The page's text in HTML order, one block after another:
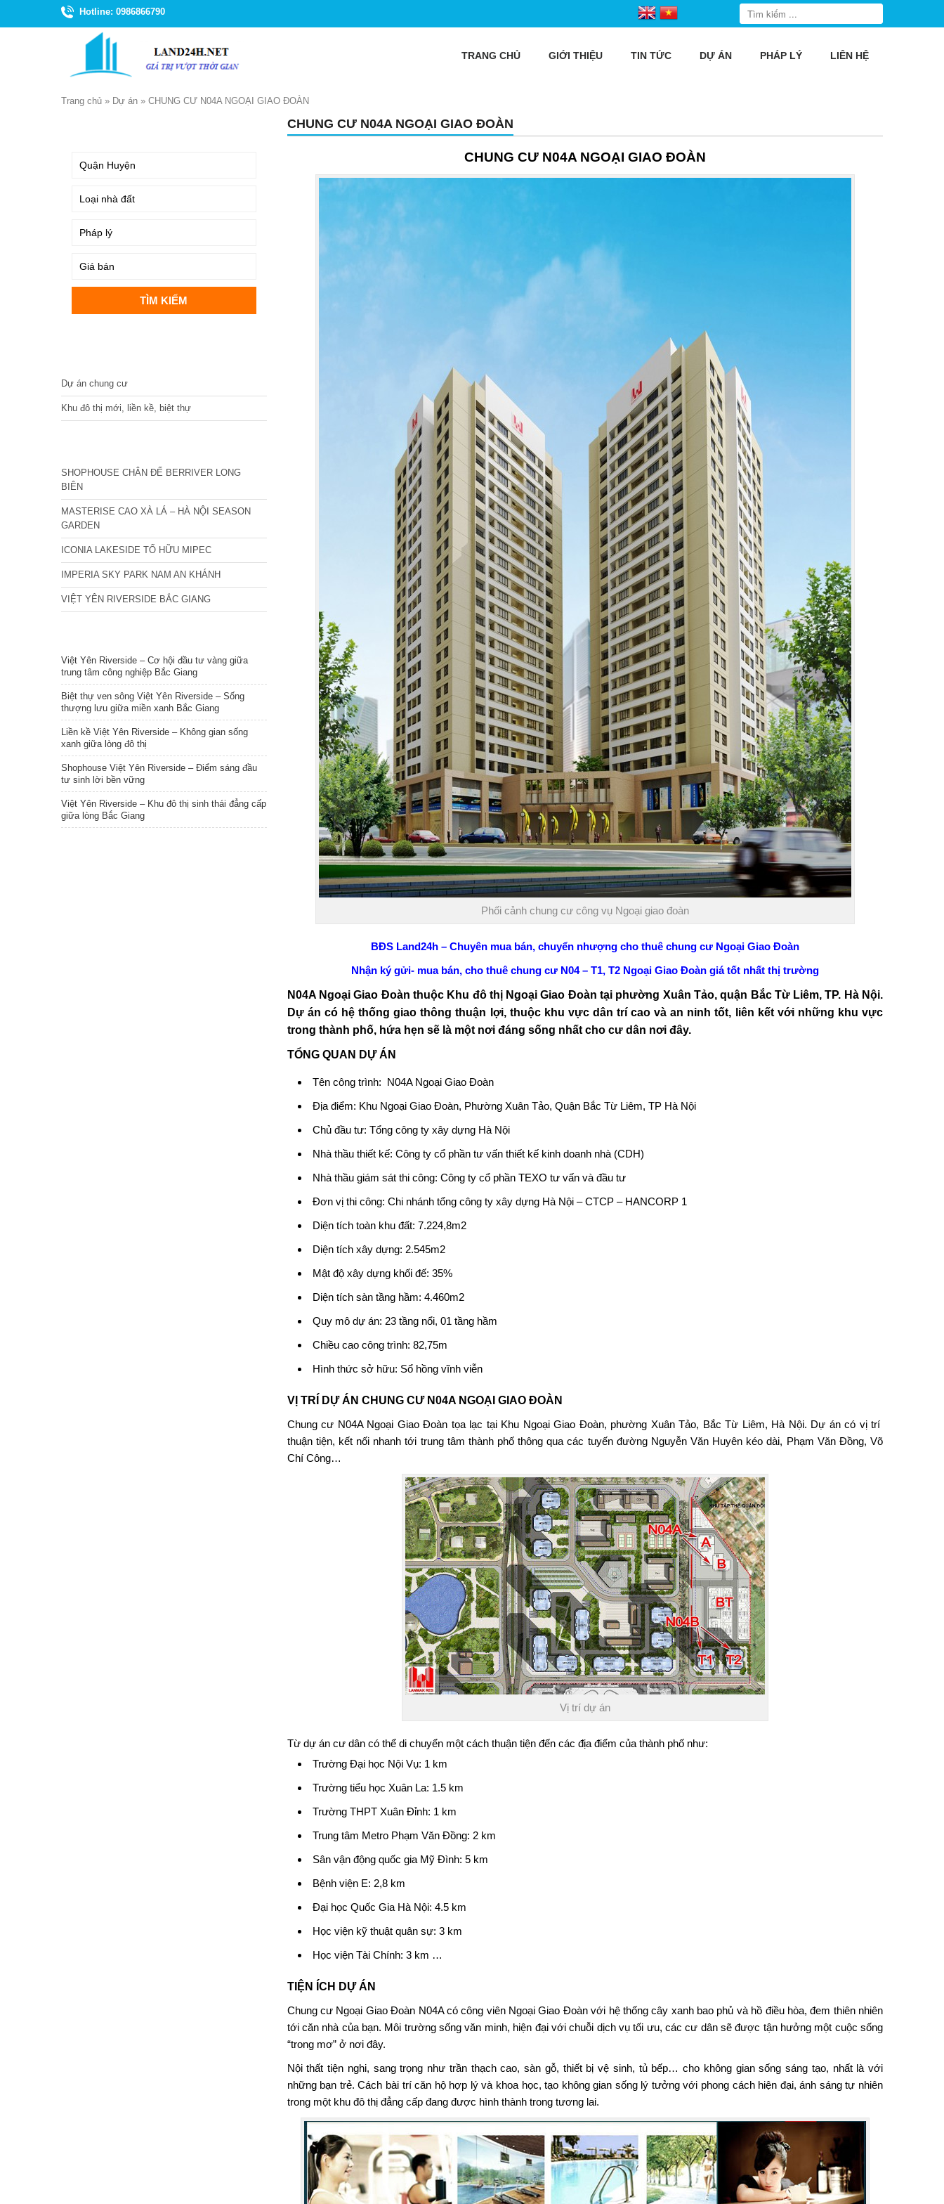
Hotline: 0986866790
TRANG CHỦ GIỚI THIỆU TIN TỨC DỰ ÁN PHÁP LÝ LIÊN HỆ
Trang chủ » Dự án » CHUNG CƯ N04A NGOẠI GIAO ĐOÀN
CHUNG CƯ N04A NGOẠI GIAO ĐOÀN
CHUNG CƯ N04A NGOẠI GIAO ĐOÀN
Phối cảnh chung cư công vụ Ngoại giao đoàn
BĐS Land24h – Chuyên mua bán, chuyển nhượng cho thuê chung cư Ngoại Giao Đoàn
Nhận ký gửi- mua bán, cho thuê chung cư N04 – T1, T2 Ngoại Giao Đoàn giá tốt nhất thị trường
N04A Ngoại Giao Đoàn thuộc Khu đô thị Ngoại Giao Đoàn tại phường Xuân Tảo, quận Bắc Từ Liêm, TP. Hà Nội.
Dự án có hệ thống giao thông thuận lợi, thuộc khu vực dân trí cao và an ninh tốt, liên kết với những khu vực
trong thành phố, hứa hẹn sẽ là một nơi đáng sống nhất cho cư dân nơi đây.
TỔNG QUAN DỰ ÁN
Tên công trình: N04A Ngoại Giao Đoàn
Địa điểm: Khu Ngoại Giao Đoàn, Phường Xuân Tảo, Quận Bắc Từ Liêm, TP Hà Nội
Chủ đầu tư: Tổng công ty xây dựng Hà Nội
Nhà thầu thiết kế: Công ty cổ phần tư vấn thiết kế kinh doanh nhà (CDH)
Nhà thầu giám sát thi công: Công ty cổ phần TEXO tư vấn và đầu tư
Đơn vị thi công: Chi nhánh tổng công ty xây dựng Hà Nội – CTCP – HANCORP 1
Diện tích toàn khu đất: 7.224,8m2
Diện tích xây dựng: 2.545m2
Mật độ xây dựng khối đế: 35%
Diện tích sàn tầng hầm: 4.460m2
Quy mô dự án: 23 tầng nổi, 01 tầng hầm
Chiều cao công trình: 82,75m
Hình thức sở hữu: Sổ hồng vĩnh viễn
VỊ TRÍ DỰ ÁN CHUNG CƯ N04A NGOẠI GIAO ĐOÀN
Chung cư N04A Ngoại Giao Đoàn tọa lạc tại Khu Ngoại Giao Đoàn, phường Xuân Tảo, Bắc Từ Liêm, Hà Nội. Dự án có vị trí
thuận tiện, kết nối nhanh tới trung tâm thành phố thông qua các tuyến đường Nguyễn Văn Huyên kéo dài, Phạm Văn Đồng, Võ
Chí Công…
Vị trí dự án
Từ dự án cư dân có thể di chuyển một cách thuận tiện đến các địa điểm của thành phố như:
Trường Đại học Nội Vụ: 1 km
Trường tiểu học Xuân La: 1.5 km
Trường THPT Xuân Đỉnh: 1 km
Trung tâm Metro Phạm Văn Đồng: 2 km
Sân vận động quốc gia Mỹ Đình: 5 km
Bệnh viện E: 2,8 km
Đại học Quốc Gia Hà Nội: 4.5 km
Học viện kỹ thuật quân sự: 3 km
Học viện Tài Chính: 3 km …
TIỆN ÍCH DỰ ÁN
Chung cư Ngoại Giao Đoàn N04Acó công viên Ngoại Giao Đoàn với hệ thống cây xanh bao phủ và hồ điều hòa, đem thiên nhiên
tới căn nhà của bạn. Môi trường sống văn minh, hiện đại với chuỗi dịch vụ tối ưu, các cư dân sẽ được tận hưởng một cuộc sống
“trong mơ” ở nơi đây.
Nội thất tiện nghi, sang trọng như trần thạch cao, sàn gỗ, thiết bị vệ sinh, tủ bếp… cho không gian sống sáng tạo, nhất là với
những bạn trẻ. Cách bài trí căn hộ hợp lý và khoa học, tạo không gian sống lý tưởng với phong cách hiện đại, ánh sáng tự nhiên
trong một khu đô thị đẳng cấp đang được hình thành trong tương lai.
Dự án chung cư
Khu đô thị mới, liền kề, biệt thự
SHOPHOUSE CHÂN ĐẾ BERRIVER LONG
BIÊN
MASTERISE CAO XÀ LÁ – HÀ NỘI SEASON
GARDEN
ICONIA LAKESIDE TỐ HỮU MIPEC
IMPERIA SKY PARK NAM AN KHÁNH
VIỆT YÊN RIVERSIDE BẮC GIANG
Việt Yên Riverside – Cơ hội đầu tư vàng giữa
trung tâm công nghiệp Bắc Giang
Biệt thự ven sông Việt Yên Riverside – Sống
thượng lưu giữa miền xanh Bắc Giang
Liền kề Việt Yên Riverside – Không gian sống
xanh giữa lòng đô thị
Shophouse Việt Yên Riverside – Điểm sáng đầu
tư sinh lời bền vững
Việt Yên Riverside – Khu đô thị sinh thái đẳng cấp
giữa lòng Bắc Giang